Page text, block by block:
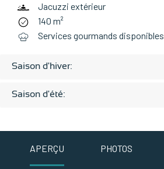
Jacuzzi extérieur
140 m²
Services gourmands disponibles
Saison d'hiver:
Saison d'été:
APERÇU PHOTOS